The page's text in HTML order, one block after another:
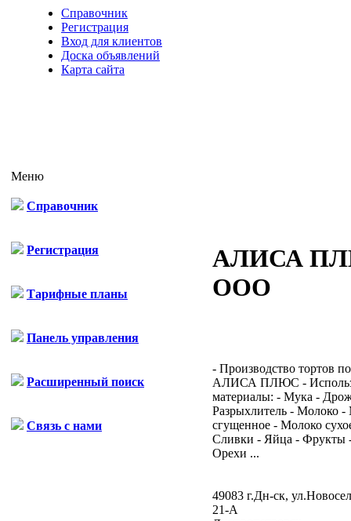
Справочник
Регистрация
Вход для клиентов
Доска объявлений
Карта сайта
Меню
Справочник
Регистрация
Тарифные планы
Панель управления
Расширенный поиск
Связь с нами
АЛИСА
ООО
- Производство тортов
АЛИСА ПЛЮС -
материалы: - Мука -
Разрыхлитель - Молоко -
сгущенное - Молоко
Сливки - Яйца - Фрукты
Орехи ...
49083 г.Дн-ск,
21-А